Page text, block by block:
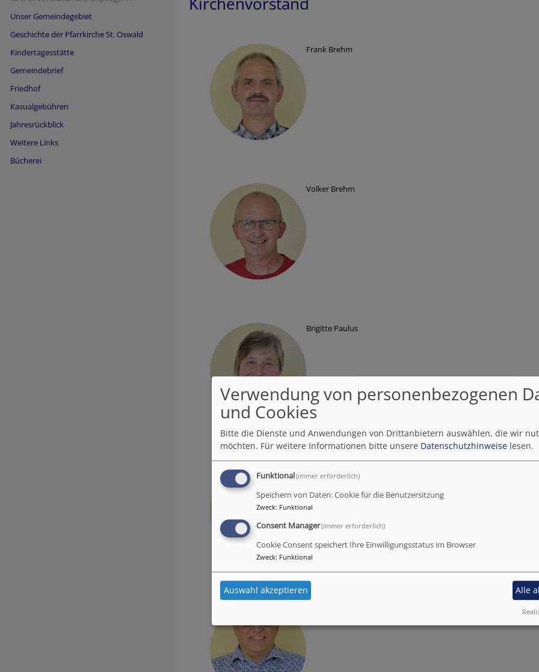
Hauptnavigation
Unser Gemeindegebiet
Geschichte der Pfarrkirche St. Oswald
Kindertagesstätte
Gemeindebrief
Friedhof
Kasualgebühren
Jahresrückblick
Weitere Links
Bücherei
Frank Brehm
Volker Brehm
Brigitte Paulus
Verwendung von personenbezogenen
und Cookies
Bitte die Dienste und Anwendungen von Drittanbietern auswählen, die wir
möchten. Für weitere Informationen bitte unsere Datenschutzhinweise lesen.
Funktional(immer erforderlich)
Speichern von Daten: Cookie für die Benutzersitzung
Zweck: Funktional
Consent Manager(immer erforderlich)
Cookie Consent speichert Ihre Einwilligungsstatus im Browser
Zweck: Funktional
Auswahl akzeptieren Alle